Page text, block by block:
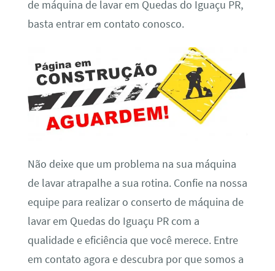
de máquina de lavar em Quedas do Iguaçu PR,
basta entrar em contato conosco.
Não deixe que um problema na sua máquina
de lavar atrapalhe a sua rotina. Confie na nossa
equipe para realizar o conserto de máquina de
lavar em Quedas do Iguaçu PR com a
qualidade e eficiência que você merece. Entre
em contato agora e descubra por que somos a